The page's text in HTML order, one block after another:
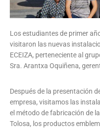
Los estudiantes de primer
visitaron las nuevas
ECEIZA, perteneciente al
Sra. Arantxa Oquiñena,
Después de la presentación
empresa, visitamos las
el método de fabricación de
Tolosa, los productos